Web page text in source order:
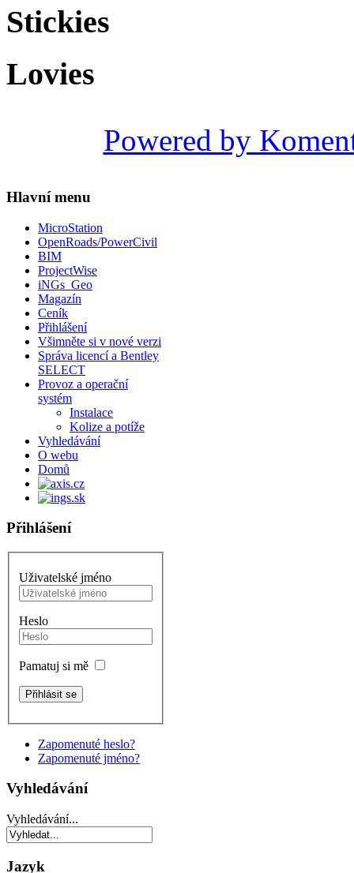
Stickies
Lovies
Powered by
Hlavní menu
MicroStation
OpenRoads/PowerCivil
BIM
ProjectWise
iNGs_Geo
Magazín
Ceník
Přihlášení
Všimněte si v nové verzi
Správa licencí a Bentley
SELECT
Provoz a operační
systém
Instalace
Kolize a potíže
Vyhledávání
O webu
Domů
Přihlášení
Uživatelské jméno
Heslo
Pamatuj si mě
Zapomenuté heslo?
Zapomenuté jméno?
Vyhledávání
Vyhledávání...
Jazyk